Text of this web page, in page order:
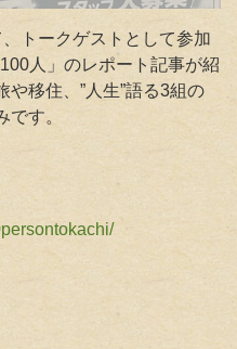
トークゲストとして参加
人」のレポート 記事が紹
移住、”人生”語る3組の
す。